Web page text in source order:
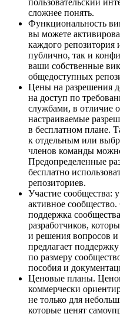
пользовательский
сложнее понять.
Функциональность
вы можете
каждого репозитория
публично, так и
ваши собственные
общедоступных
Цены на разрешения
на доступ по
службами, в отличие
настраиваемые
в бесплатном плане.
к отдельным или
членов команды
Предопределенные
бесплатно
репозиториев.
Участие сообщества:
активное
поддержка
разработчиков,
и решения вопросов
предлагает
по размеру
пособия и
Ценовые планы.
коммерчески
не только для
которые ценят